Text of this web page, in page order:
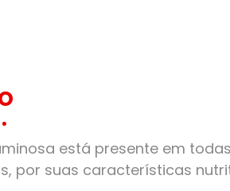
está presente em
por suas características